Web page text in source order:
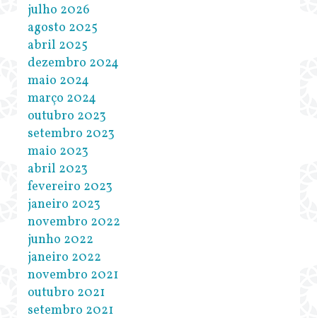
julho 2026
agosto 2025
abril 2025
dezembro 2024
maio 2024
março 2024
outubro 2023
setembro 2023
maio 2023
abril 2023
fevereiro 2023
janeiro 2023
novembro 2022
junho 2022
janeiro 2022
novembro 2021
outubro 2021
setembro 2021